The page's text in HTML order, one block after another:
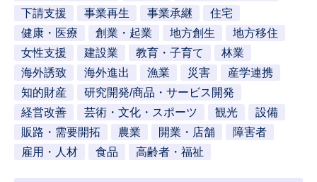
下請支援
事業再生 事業承継
住宅
健康・医療
創業・起業 地方創生
地方移住
女性支援
建設業 教育・子育て
林業
海外誘致
海外進出 漁業 災害
産学連携
知的財産
研究開発/商品・サービス開発
経営改善
芸術・文化・スポーツ 観光
設備
販路・需要開拓
農業 開業・店舗
障害者
雇用・人材
食品 高齢者・福祉